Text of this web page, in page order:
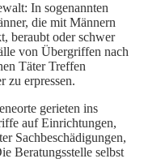
In sogenannten
die mit Männern
beraubt oder schwer
von Übergriffen nach
Täter Treffen
zu erpressen.
gerieten ins
auf Einrichtungen,
Sachbeschädigungen,
Beratungsstelle selbst